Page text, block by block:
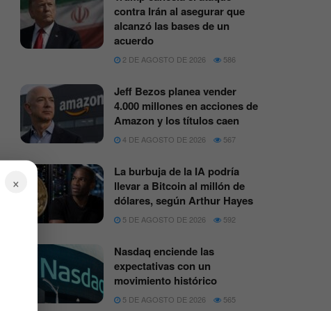
contra Irán al asegurar que
alcanzó las bases de un
acuerdo
2 DE AGOSTO DE 2026 586
Jeff Bezos planea vender
4.000 millones en acciones de
Amazon y los títulos caen
4 DE AGOSTO DE 2026 567
La burbuja de la IA podría
llevar a Bitcoin al millón de
dólares, según Arthur Hayes
5 DE AGOSTO DE 2026 592
Nasdaq enciende las
expectativas con un
movimiento histórico
5 DE AGOSTO DE 2026 565
×